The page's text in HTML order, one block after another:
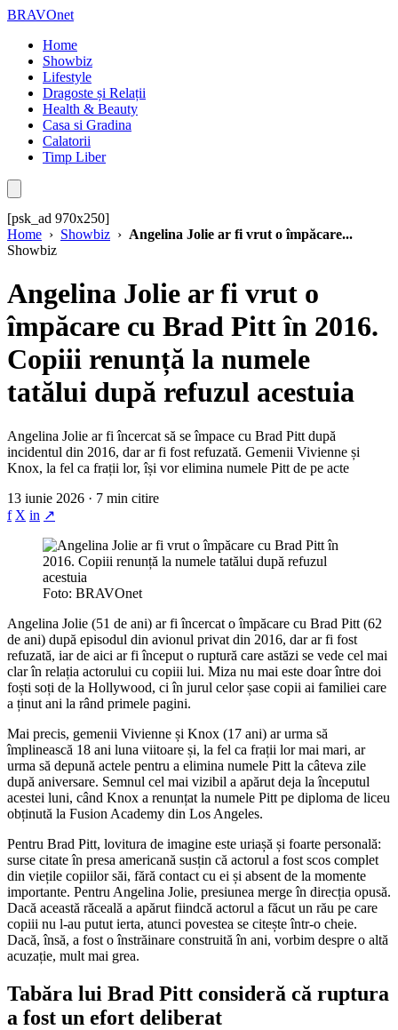
BRAVOnet
Home
Showbiz
Lifestyle
Dragoste și Relații
Health & Beauty
Casa si Gradina
Calatorii
Timp Liber
[psk_ad 970x250]
Home › Showbiz › Angelina Jolie ar fi vrut o împăcare...
Showbiz
Angelina Jolie ar fi vrut o
împăcare cu Brad Pitt în 2016.
Copiii renunță la numele
tatălui după refuzul acestuia
Angelina Jolie ar fi încercat să se împace cu Brad Pitt după
incidentul din 2016, dar ar fi fost refuzată. Gemenii Vivienne și
Knox, la fel ca frații lor, își vor elimina numele Pitt de pe acte
13 iunie 2026 · 7 min citire
f X in ↗
Foto: BRAVOnet
Angelina Jolie (51 de ani) ar fi încercat o împăcare cu Brad Pitt (62
de ani) după episodul din avionul privat din 2016, dar ar fi fost
refuzată, iar de aici ar fi început o ruptură care astăzi se vede cel mai
clar în relația actorului cu copiii lui. Miza nu mai este doar între doi
foști soți de la Hollywood, ci în jurul celor șase copii ai familiei care
a ținut ani la rând primele pagini.
Mai precis, gemenii Vivienne și Knox (17 ani) ar urma să
împlinească 18 ani luna viitoare și, la fel ca frații lor mai mari, ar
urma să depună actele pentru a elimina numele Pitt la câteva zile
după aniversare. Semnul cel mai vizibil a apărut deja la începutul
acestei luni, când Knox a renunțat la numele Pitt pe diploma de liceu
obținută la Fusion Academy din Los Angeles.
Pentru Brad Pitt, lovitura de imagine este uriașă și foarte personală:
surse citate în presa americană susțin că actorul a fost scos complet
din viețile copiilor săi, fără contact cu ei și absent de la momente
importante. Pentru Angelina Jolie, presiunea merge în direcția opusă.
Dacă această răceală a apărut fiindcă actorul a făcut un rău pe care
copiii nu l-au putut ierta, atunci povestea se citește într-o cheie.
Dacă, însă, a fost o înstrăinare construită în ani, vorbim despre o altă
acuzație, mult mai grea.
Tabăra lui Brad Pitt consideră că ruptura
a fost un efort deliberat